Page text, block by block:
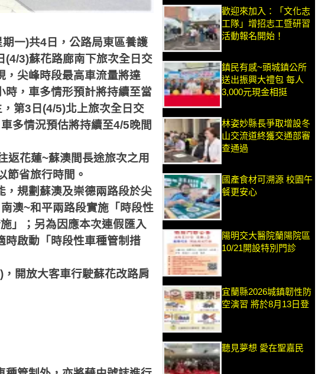
期一)共4日，公路局東區養護
(4/3)蘇花路廊南下旅次全日交
，尖峰時段最高車流量將達
時，車多情形預計將持續至當
第3 日 (4/5)北上旅次全日交
多情況預估將持續至4/5晚間
返花蓮~蘇澳間長途旅次之用
節省旅行時間。
，規劃蘇澳及崇德兩路段於尖
澳~和平兩路段實施「時段性
」；另為因應本次連假匯入
時啟動「時段性車種管制措
)，開放大客車行駛蘇花改路肩
歡迎來加入：「文化志
工隊」增招志工暨研習
活動報名開始！
鎮民有感~頭城鎮公所
送出振興大禮包 每人
3,000元現金相挺
林姿妙縣長爭取增設冬
山交流道終獲交通部審
查通過
國產食材可溯源 校園午
餐更安心
陽明交大醫院蘭陽院區
10/21開設特別門診
宜蘭縣2026城鎮韌性防
空演習 將於8月13日登
聽見夢想 愛在聖嘉民